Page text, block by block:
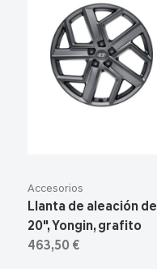
Accesorios
Llanta de aleación de
20", Yongin, grafito
463,50 €